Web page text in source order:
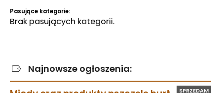
Pasujące kategorie:
Brak pasujących kategorii.
Najnowsze ogłoszenia:
SPRZEDAM